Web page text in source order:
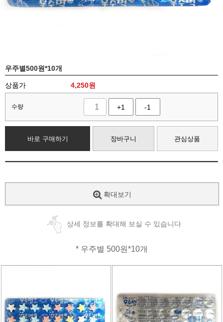
우주별500원*10개
상품가 4,250원
수량 +1 -1
바로 구매하기 장바구니 관심상품
확대보기
상세 정보를 확대해 보실 수 있습니다
* 우주별 500원*10개